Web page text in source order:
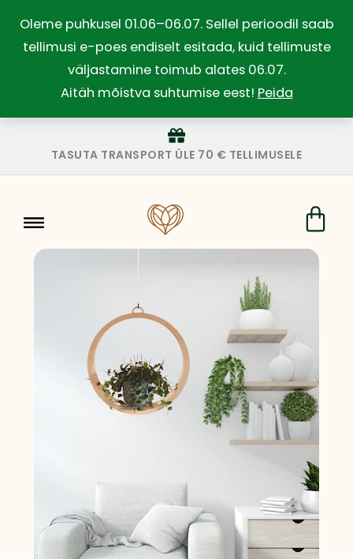
Oleme puhkusel 01.06–06.07. Sellel perioodil saab
tellimusi e-poes endiselt esitada, kuid tellimuste
väljastamine toimub alates 06.07.
Aitäh mõistva suhtumise eest! Peida
content
TASUTA TRANSPORT ÜLE 70 € TELLIMUSELE